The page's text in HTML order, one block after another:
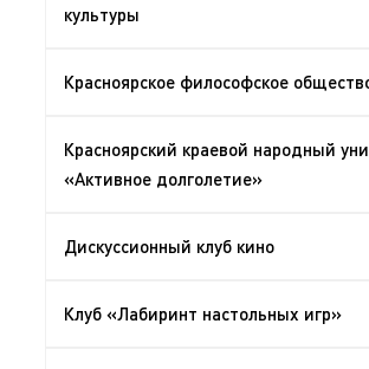
культуры
Красноярское философское
Красноярский краевой народный
«Активное долголетие»
Дискуссионный клуб кино
Клуб «Лабиринт настольных игр»